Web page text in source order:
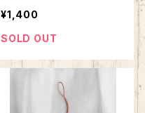
¥1,400
SOLD OUT